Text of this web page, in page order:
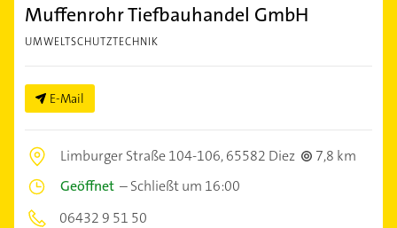
Muffenrohr Tiefbauhandel GmbH
UMWELTSCHUTZTECHNIK
E-Mail
Limburger Straße 104-106,65582 Diez
7,8 km
Geöffnet –Schließt um 16:00
06432 9 51 50